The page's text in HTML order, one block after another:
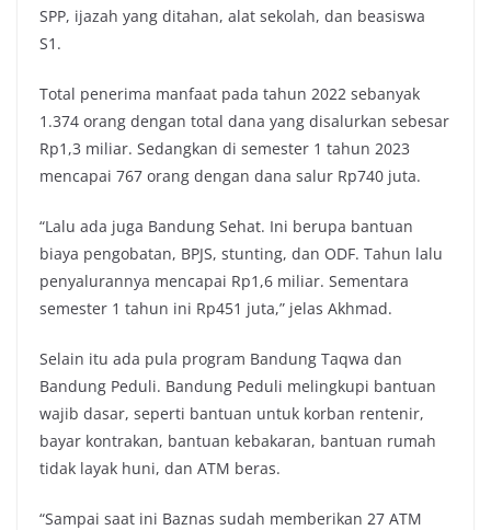
SPP, ijazah yang ditahan, alat sekolah, dan beasiswa
S1.
Total penerima manfaat pada tahun 2022 sebanyak
1.374 orang dengan total dana yang disalurkan sebesar
Rp1,3 miliar. Sedangkan di semester 1 tahun 2023
mencapai 767 orang dengan dana salur Rp740 juta.
“Lalu ada juga Bandung Sehat. Ini berupa bantuan
biaya pengobatan, BPJS, stunting, dan ODF. Tahun lalu
penyalurannya mencapai Rp1,6 miliar. Sementara
semester 1 tahun ini Rp451 juta,” jelas Akhmad.
Selain itu ada pula program Bandung Taqwa dan
Bandung Peduli. Bandung Peduli melingkupi bantuan
wajib dasar, seperti bantuan untuk korban rentenir,
bayar kontrakan, bantuan kebakaran, bantuan rumah
tidak layak huni, dan ATM beras.
“Sampai saat ini Baznas sudah memberikan 27 ATM